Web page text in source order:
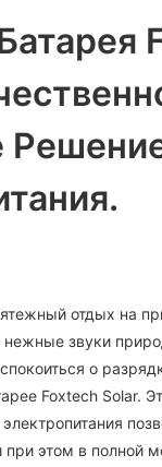
отдых на
звуки
о
Foxtech Solar.
этом в полной